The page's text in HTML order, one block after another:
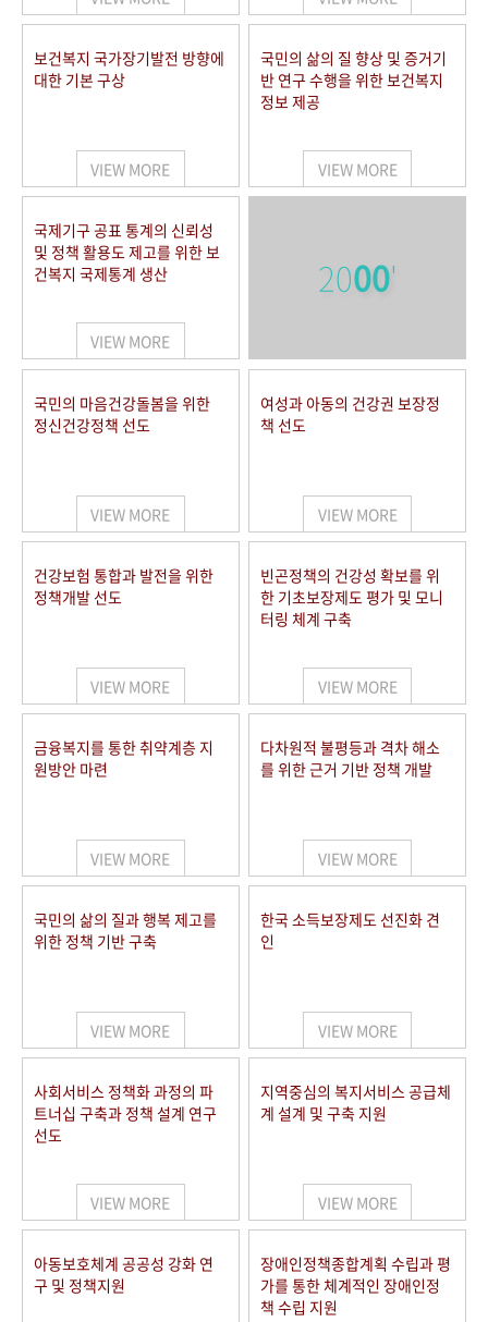
보건복지 국가장기발전 방향에
대한 기본 구상
VIEW MORE
국민의 삶의 질 향상 및 증거기
반 연구 수행을 위한 보건복지
정보 제공
VIEW MORE
국제기구 공표 통계의 신뢰성
및 정책 활용도 제고를 위한 보
건복지 국제통계 생산
VIEW MORE
2000'
국민의 마음건강돌봄을 위한
정신건강정책 선도
VIEW MORE
여성과 아동의 건강권 보장정
책 선도
VIEW MORE
건강보험 통합과 발전을 위한
정책개발 선도
VIEW MORE
빈곤정책의 건강성 확보를 위
한 기초보장제도 평가 및 모니
터링 체계 구축
VIEW MORE
금융복지를 통한 취약계층 지
원방안 마련
VIEW MORE
다차원적 불평등과 격차 해소
를 위한 근거 기반 정책 개발
VIEW MORE
국민의 삶의 질과 행복 제고를
위한 정책 기반 구축
VIEW MORE
한국 소득보장제도 선진화 견
인
VIEW MORE
사회서비스 정책화 과정의 파
트너십 구축과 정책 설계 연구
선도
VIEW MORE
지역중심의 복지서비스 공급체
계 설계 및 구축 지원
VIEW MORE
아동보호체계 공공성 강화 연
구 및 정책지원
장애인정책종합계획 수립과 평
가를 통한 체계적인 장애인정
책 수립 지원